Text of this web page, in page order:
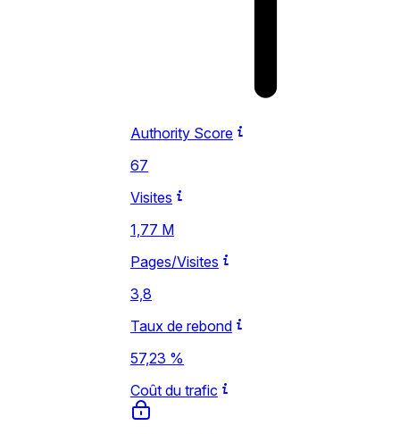
Authority Score
67
Visites
1,77 M
Pages/Visites
3,8
Taux de rebond
57,23 %
Coût du trafic